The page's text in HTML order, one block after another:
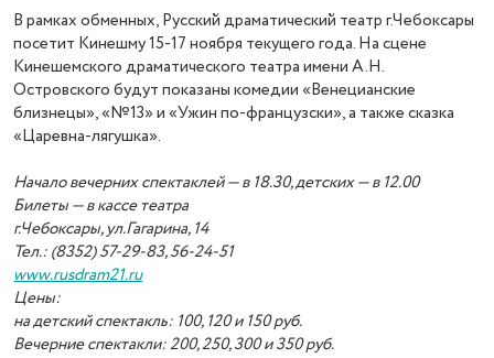
В рамках обменных, Русский драматический театр г.Чебоксары
посетит Кинешму 15-17 ноября текущего года. На сцене
Кинешемского драматического театра имени А.Н.
Островского будут показаны комедии «Венецианские
близнецы», «№13» и «Ужин по-французски», а также сказка
«Царевна-лягушка».
Начало вечерних спектаклей — в 18.30, детских — в 12.00
Билеты — в кассе театра
г.Чебоксары, ул.Гагарина, 14
Тел.: (8352) 57-29-83, 56-24-51
www.rusdram21.ru
Цены:
на детский спектакль: 100, 120 и 150 руб.
Вечерние спектакли: 200, 250, 300 и 350 руб.